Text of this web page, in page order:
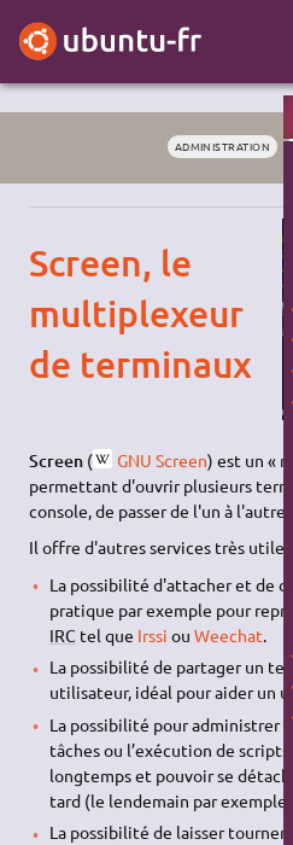
ADMINISTRATION
Screen, le
multiplexeur
de terminaux
Screen ( GNU Screen) est un «
permettant d'ouvrir plusieurs
console, de passer de l'un à
Il offre d'autres services très utiles
La possibilité d'attacher et de
pratique par exemple pour
IRC tel que Irssi ou Weechat.
La possibilité de partager un
utilisateur, idéal pour aider un
La possibilité pour administrer
tâches ou l’exécution de scripts
longtemps et pouvoir se
tard (le lendemain par exemple).
La possibilité de laisser tourner